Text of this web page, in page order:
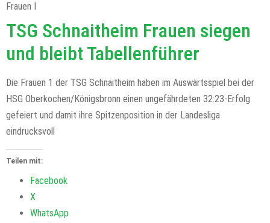
Frauen I
TSG Schnaitheim Frauen siegen
und bleibt Tabellenführer
Die Frauen 1 der TSG Schnaitheim haben im Auswärtsspiel bei der
HSG Oberkochen/Königsbronn einen ungefährdeten 32:23-Erfolg
gefeiert und damit ihre Spitzenposition in der Landesliga
eindrucksvoll
Teilen mit:
Facebook
X
WhatsApp